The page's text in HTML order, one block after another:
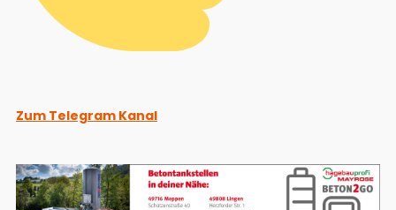
Zum Telegram Kanal